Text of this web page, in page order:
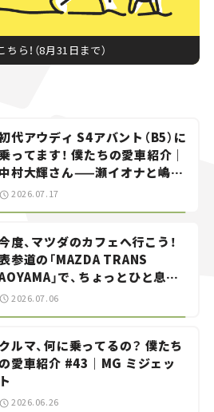
ら！（8月31日まで）
代アウディ S4アバント（B5）に
ってます！ 僕たちの愛車紹介｜
村大輝さん——瀬イオナと嶋田
智之の「クルマでざっくばらんば
ん！」＃20
2026.07.17
度、マツダのカフェへ行こう！
参道の「MAZDA TRANS
」で、ちょっとひと息。
——連載｜CCGとクルマでどうす
2026.07.06
クルマ、何に乗ってるの？ 僕たち
愛車紹介 #43｜MG ミジェッ
ト
2026.06.26